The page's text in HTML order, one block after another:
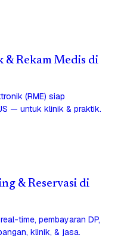
& Rekam Medis di
(RME) siap
— untuk klinik & praktik.
& Reservasi di
time, pembayaran DP,
klinik, & jasa.